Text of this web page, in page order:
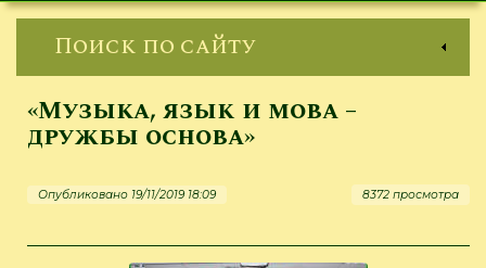
Поиск по сайту
«Музыка, язык и мова –
дружбы основа»
Опубликовано 19/11/2019 18:09 8372 просмотра